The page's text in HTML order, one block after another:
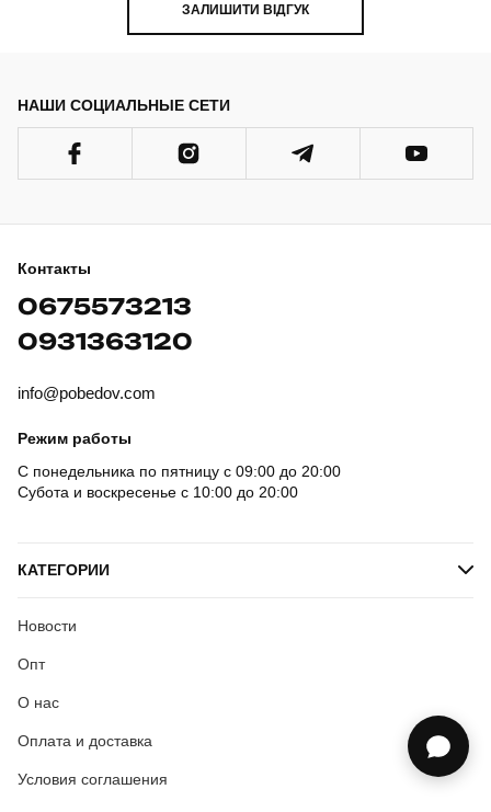
ЗАЛИШИТИ ВІДГУК
НАШИ СОЦИАЛЬНЫЕ СЕТИ
Контакты
0675573213
0931363120
info@pobedov.com
Режим работы
С понедельника по пятницу с 09:00 до 20:00
Субота и воскресенье с 10:00 до 20:00
КАТЕГОРИИ
Новости
Опт
О нас
Оплата и доставка
Условия соглашения